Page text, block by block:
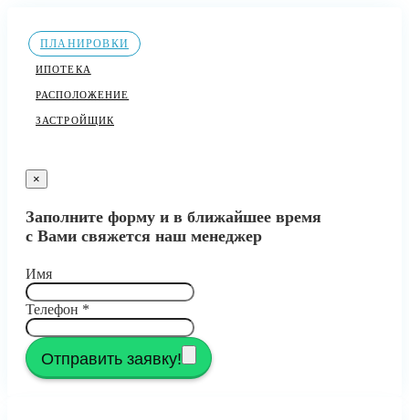
ПЛАНИРОВКИ
ИПОТЕКА
РАСПОЛОЖЕНИЕ
ЗАСТРОЙЩИК
×
Заполните форму и в ближайшее время
с Вами свяжется наш менеджер
Имя
Телефон *
Отправить заявку!